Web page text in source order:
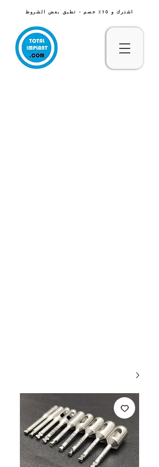
اشترك و 10٪ خصم - تطبق بعض الشروط